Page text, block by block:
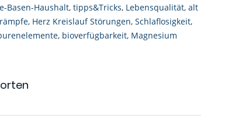
Basen-Haushalt, tipps&Tricks, Lebensqualität, alt
, Herz Kreislauf Störungen, Schlaflosigkeit,
, bioverfügbarkeit, Magnesium